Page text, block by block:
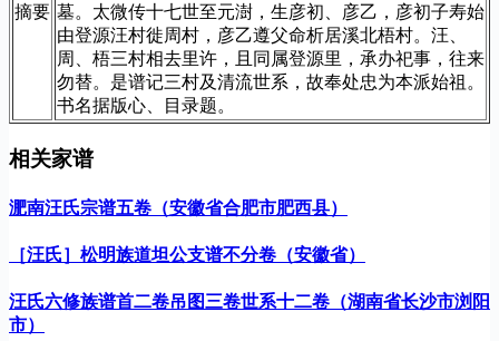
摘要 墓。太微传十七世至元澍，生彦初、彦乙，彦初子寿始
由登源汪村徙周村，彦乙遵父命析居溪北梧村。汪、
周、梧三村相去里许，且同属登源里，承办祀事，往来
勿替。是谱记三村及清流世系，故奉处忠为本派始祖。
书名据版心、目录题。
相关家谱
淝南汪氏宗谱五卷（安徽省合肥市肥西县）
［汪氏］松明族道坦公支谱不分卷（安徽省）
汪氏六修族谱首二卷吊图三卷世系十二卷（湖南省长沙市浏阳
市）